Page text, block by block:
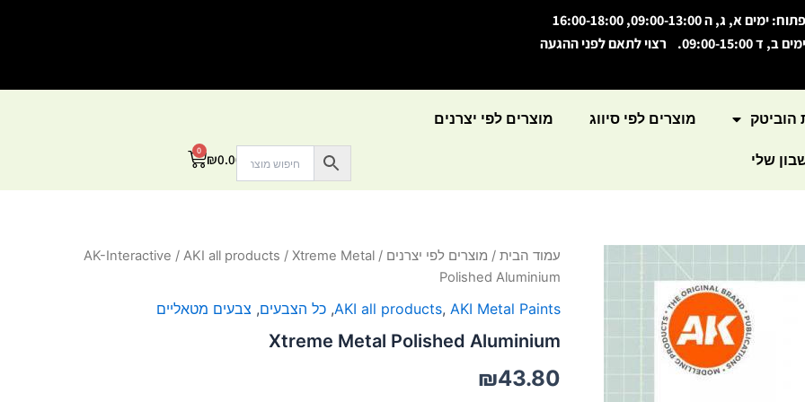
פתוח: ימים א, ג, ה 09:00-13:00, 16:00-18:00
ימים ב, ד 09:00-15:00. רצוי לתאם לפני ההגעה
הוביטק מוצרים לפי סיווג מוצרים לפי יצרנים
שלי ₪0.00
0
עגלת
עמוד הבית / מוצרים לפי יצרנים /
AK-Interactive / AKI all products / Xtreme Metal
Polished Aluminium
AKI all products, AKI Metal Paints
, כל הצבעים, צבעים מטאליים
Xtreme Metal Polished Aluminium
₪43.80
כמות
Metal
Aluminium